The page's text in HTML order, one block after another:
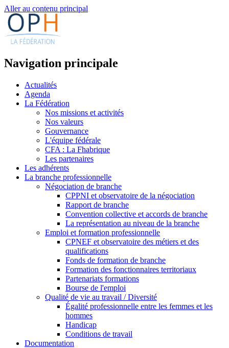
Aller au contenu principal
Navigation principale
Actualités
Agenda
La Fédération
Nos missions et activités
Nos valeurs
Gouvernance
L'équipe fédérale
CFA : La Fhabrique
Les partenaires
Les adhérents
La branche professionnelle
Négociation de branche
CPPNI et observatoire de la négociation
Rapport de branche
Convention collective et accords de branche
La représentation au niveau de la branche
Emploi et formation professionnelle
CPNEF et observatoire des métiers et des
qualifications
Fonds de formation de branche
Formation des fonctionnaires territoriaux
Partenariats formations
Bourse de l'emploi
Qualité de vie au travail / Diversité
Égalité professionnelle entre les femmes et les
hommes
Handicap
Conditions de travail
Documentation